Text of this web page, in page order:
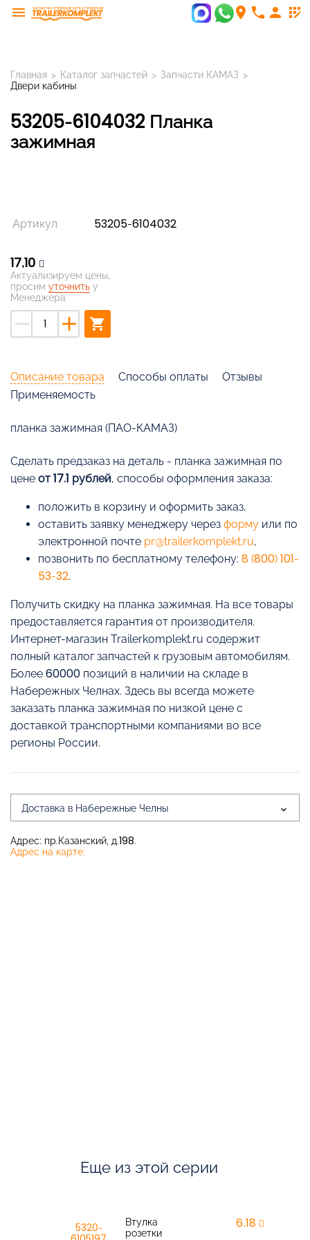
menu room phone person app_registration
Главная > Каталог запчастей > Запчасти КАМАЗ >
Двери кабины
53205-6104032 Планка
зажимная
Артикул 53205-6104032
17,10
Актуализируем цены,
просим уточнить у
Менеджера
remove add shopping_cart
Описание товара Способы оплаты
Отзывы
Применяемость
планка зажимная (ПАО-КАМАЗ)
Cделать предзаказ на деталь - планка зажимная по
цене от 17.1 рублей, способы оформления заказа:
положить в корзину и оформить заказ,
оставить заявку менеджеру через форму или по
электронной почте pr@trailerkomplekt.ru,
позвонить по бесплатному телефону: 8 (800) 101-
53-32.
Получить скидку на планка зажимная. На все товары
предоставляется гарантия от производителя.
Интернет-магазин Trailerkomplekt.ru содержит
полный каталог запчастей к грузовым автомобилям.
Более 60000 позиций в наличии на складе в
Набережных Челнах. Здесь вы всегда можете
заказать планка зажимная по низкой цене с
доставкой транспортными компаниями во все
регионы России.
Доставка в Набережные Челны
Адрес: пр.Казанский, д.198.
Адрес на карте:
Еще из этой серии
5320-
Втулка
розетки
6,18